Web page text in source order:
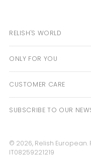
RELISH'S WORLD
ONLY FOR YOU
CUSTOMER CARE
SUBSCRIBE TO OUR
© 2026, Relish European.
IT08259221219